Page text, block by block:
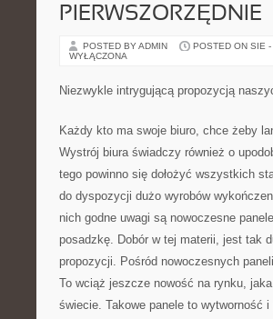
PIERWSZORZĘDNIE
POSTED BY ADMIN POSTED ON SIE
WYŁĄCZONA
Niezwykle intrygującą propozycją
Każdy kto ma swoje biuro, chce żeby
Wystrój biura świadczy również o
tego powinno się dołożyć wszystkich
do dyspozycji dużo wyrobów
nich godne uwagi są nowoczesne
posadzkę. Dobór w tej materii, jest tak
propozycji. Pośród nowoczesnych
To wciąż jeszcze nowość na rynku,
świecie. Takowe panele to wytworność